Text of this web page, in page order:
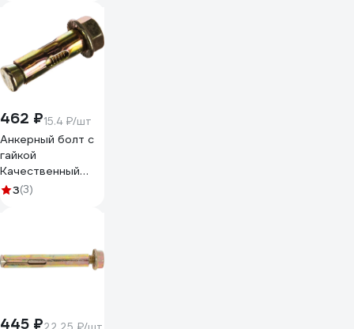
462 ₽15.4 ₽/шт
Анкерный болт с
гайкой
Качественный
КРЕПЕЖ 10х40 30
3(3)
445 ₽